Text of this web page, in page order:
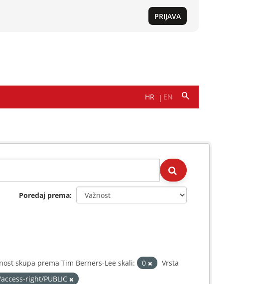
Poredaj prema
skupa prema Tim Berners-Lee skali: 0
Vrsta
right/PUBLIC